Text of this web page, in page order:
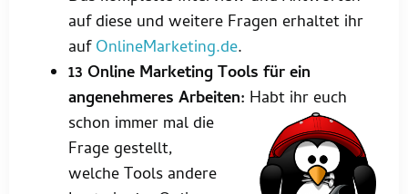
auf diese und weitere Fragen erhaltet ihr
aufOnlineMarketing.de.
13 Online Marketing Tools für ein
angenehmeres Arbeiten: Habt ihr euch
schon immer mal die
Frage gestellt,
welche Tools andere